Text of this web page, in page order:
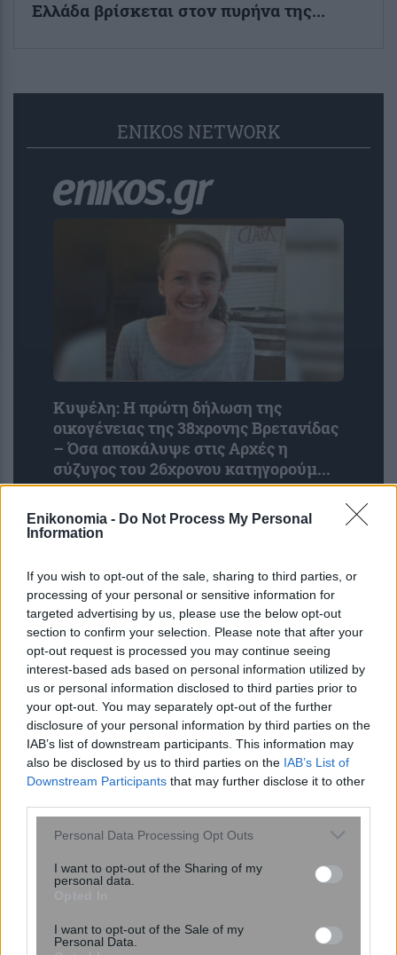
Enikonomia - Do Not Process My Personal
Information
If you wish to opt-out of the sale, sharing to third parties, or
processing of your personal or sensitive information for
targeted advertising by us, please use the below opt-out
section to confirm your selection. Please note that after your
opt-out request is processed you may continue seeing
interest-based ads based on personal information utilized by
us or personal information disclosed to third parties prior to
your opt-out. You may separately opt-out of the further
disclosure of your personal information by third parties on the
IAB’s list of downstream participants. This information may
also be disclosed by us to third parties on the IAB’s List of
Downstream Participants that may further disclose it to other
Please note that this website/app uses one or more Google
not limited to your visit or usage behaviour. You may click to
grant or deny consent to Google and its third-party tags to
consent section.
Personal Data Processing Opt Outs
I want to opt-out of the Sharing of my
personal data.
I want to opt-out of the Sale of my
Personal Data.
Ελλάδα βρίσκεται στον πυρήνα της...
ENIKOS NETWORK
Κυψέλη: Η πρώτη δήλωση της
οικογένειας της 38χρονης Βρετανίδας
– Όσα αποκάλυψε στις Aρχές η
σύζυγος του 26χρονου κατηγορούμ...
Τραμπ: «Δεν ξεμένουμε από
πυραύλους» – Απειλεί με φυλάκιση
όσους διαρρέουν απόρρητες
πληροφορίες